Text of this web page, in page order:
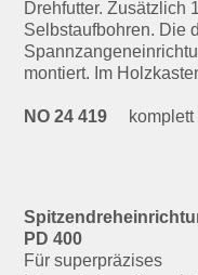
Drehfutter. Zusätzlich
Selbstaufbohren. Die
montiert. Im
NO 24 419komplett
PD 400
Für superpräzises